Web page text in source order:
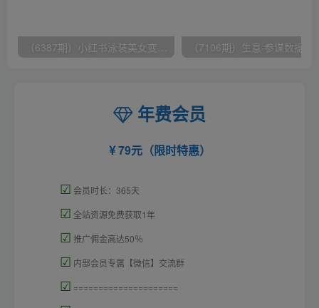
（6387期）小红书泳装美女变现，免费提供素材，收益无上限可矩阵（教程+素材）
年费会员
79元（限时特惠）
☑ 会员时长：365天
☑ 全站资源免费获取1年
☑ 推广佣金高达50％
☑ 内部会员专属【微信】交流群
☑ =====================